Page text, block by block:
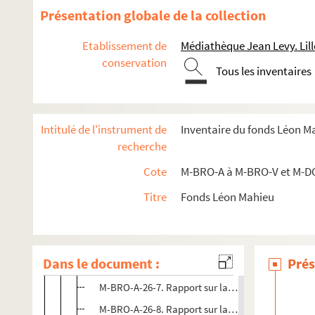
Présentation globale de la collection
Etablissement de
conservation
Médiathèque Jean Levy.
Tous les inventaires
Intitulé de l'instrument de
recherche
Inventaire du fonds Léon
Cote
M-BRO-A à M-BRO-V et M-
Titre
Fonds Léon Mahieu
Dans le document :
M-BRO-A-19. Ecoles Montesquieu et Rollin à Lille
M-BRO-A-21. Ecoles Chrétiennes
M-BRO-A-23. Œuvre des Juvénats
M-BRO-A-24. Œuvres de Notre-Dame de la Treille
M-BRO-A-26. Œuvre des vieillards indigents
M-BRO-A-26-2. Ville de Lille. Société de secours
M-BRO-A-26-3. Ville de Lille. Société de secours
M-BRO-A-26-5. Ville de Lille. Œuvre des vieillards
M-BRO-A-26-6. Statuts de l'œuvre des vieillards
M-BRO-A-26-7. Rapport sur la situation
M-BRO-A-26-8. Rapport sur la situation